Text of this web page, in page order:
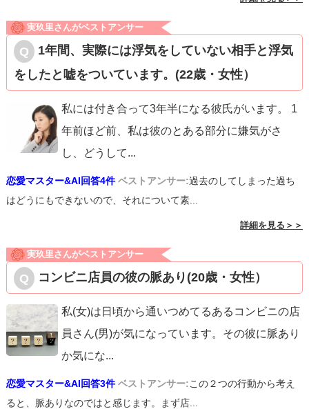
実玖里さんがベストアンサー
1年間、実際には浮気をしていない相手と浮気
をしたと嘘をついています。(22歳・女性）
私には付き合って3年半になる彼氏がいます。 1
年前ほど前、私は彼のとある部分に嫌気がさ
し、どうして...
恋愛マスター&AI回答4件 ベストアンサー:過去のしてしまった過ち
はどうにもできないので、それについて素...
詳細を見る＞＞
実玖里さんがベストアンサー
コンビニ店員の彼の脈あり(20歳・女性）
私(女)は日頃から通いつめてるあるコンビニの店
員さん(男)が気になっています。その彼に脈あり
か気にな...
恋愛マスター&AI回答3件 ベストアンサー:この２つの行動から考え
ると、脈ありなのではと感じます。まず店...